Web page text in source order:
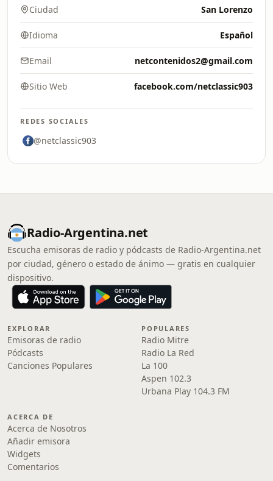
Ciudad San Lorenzo
Idioma Español
Email netcontenidos2@gmail.com
Sitio Web facebook.com/netclassic903
REDES SOCIALES
@netclassic903
Radio-Argentina.net
Escucha emisoras de radio y pódcasts de Radio-Argentina.net
por ciudad, género o estado de ánimo — gratis en cualquier
dispositivo.
EXPLORAR
Emisoras de radio
Pódcasts
Canciones Populares
POPULARES
Radio Mitre
Radio La Red
La 100
Aspen 102.3
Urbana Play 104.3 FM
ACERCA DE
Acerca de Nosotros
Añadir emisora
Widgets
Comentarios